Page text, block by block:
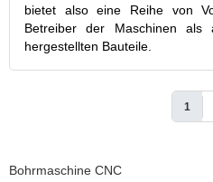
bietet also eine Reihe von
Betreiber der Maschinen
hergestellten Bauteile.
1
Bohrmaschine CNC